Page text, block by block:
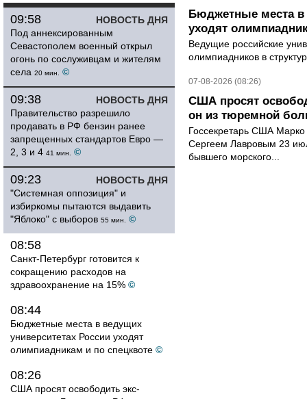
НОВОСТЬ ДНЯ
09:58
Под аннексированным
Севастополем военный открыл
огонь по сослуживцам и жителям
села 20 мин. ©
НОВОСТЬ ДНЯ
09:38
Правительство разрешило
продавать в РФ бензин ранее
запрещенных стандартов Евро —
2, 3 и 4 41 мин. ©
НОВОСТЬ ДНЯ
09:23
"Системная оппозиция" и
избиркомы пытаются выдавить
"Яблоко" с выборов 55 мин. ©
08:58
Санкт-Петербург готовится к
сокращению расходов на
здравоохранение на 15% ©
08:44
Бюджетные места в ведущих
университетах России уходят
олимпиадникам и по спецквоте ©
08:26
США просят освободить экс-
Бюджетные места в
уходят
Ведущие российские
олимпиадников в
07-08-2026 (08:26)
США просят
он из тюремной
Госсекретарь США
Сергеем Лавровым 23
бывшего морского...